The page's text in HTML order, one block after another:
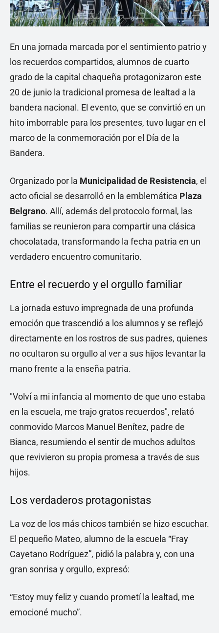
En una jornada marcada por el sentimiento patrio y
los recuerdos compartidos, alumnos de cuarto
grado de la capital chaqueña protagonizaron este
20 de junio la tradicional promesa de lealtad a la
bandera nacional. El evento, que se convirtió en un
hito imborrable para los presentes, tuvo lugar en el
marco de la conmemoración por el Día de la
Bandera.
Organizado por la Municipalidad de Resistencia, el
acto oficial se desarrolló en la emblemática Plaza
Belgrano. Allí, además del protocolo formal, las
familias se reunieron para compartir una clásica
chocolatada, transformando la fecha patria en un
verdadero encuentro comunitario.
Entre el recuerdo y el orgullo familiar
La jornada estuvo impregnada de una profunda
emoción que trascendió a los alumnos y se reflejó
directamente en los rostros de sus padres, quienes
no ocultaron su orgullo al ver a sus hijos levantar la
mano frente a la enseña patria.
"Volví a mi infancia al momento de que uno estaba
en la escuela, me trajo gratos recuerdos", relató
conmovido Marcos Manuel Benítez, padre de
Bianca, resumiendo el sentir de muchos adultos
que revivieron su propia promesa a través de sus
hijos.
Los verdaderos protagonistas
La voz de los más chicos también se hizo escuchar.
El pequeño Mateo, alumno de la escuela “Fray
Cayetano Rodríguez”, pidió la palabra y, con una
gran sonrisa y orgullo, expresó:
“Estoy muy feliz y cuando prometí la lealtad, me
emocioné mucho”.